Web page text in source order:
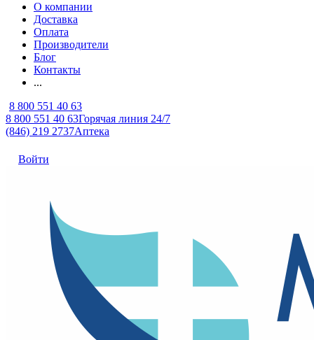
О компании
Доставка
Оплата
Производители
Блог
Контакты
...
8 800 551 40 63
8 800 551 40 63Горячая линия 24/7
(846) 219 2737Аптека
Войти